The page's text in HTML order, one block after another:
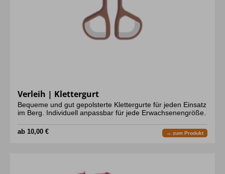
Verleih | Klettergurt
Bequeme und gut gepolsterte Klettergurte für jeden Einsatz
im Berg. Individuell anpassbar für jede Erwachsenengröße.
ab 10,00 € → zum Produkt